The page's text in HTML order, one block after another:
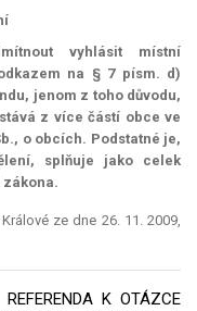
vyhlásit místní
na § 7 písm. d)
jenom z toho důvodu,
z více částí obce ve
o obcích. Podstatné je,
splňuje jako celek
zákona.
ze dne 26. 11. 2009,
K OTÁZCE